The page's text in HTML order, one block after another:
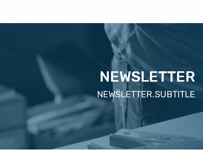
NEWSLETTER
NEWSLETTER.SUBTITLE